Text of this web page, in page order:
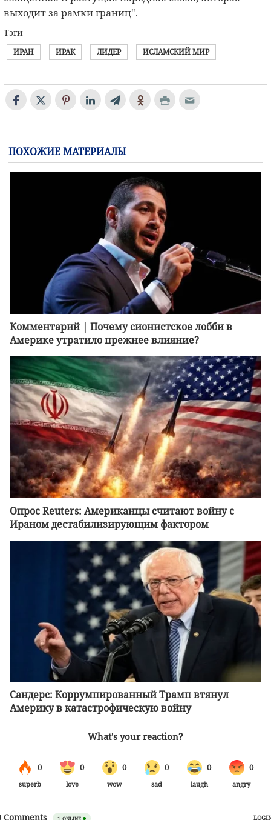
выходит за рамки границ".
Тэги
ИРАН ИРАК ЛИДЕР ИСЛАМСКИЙ МИР
ПОХОЖИЕ МАТЕРИАЛЫ
Комментарий | Почему сионистское лобби в
Америке утратило прежнее влияние?
Опрос Reuters: Американцы считают войну с
Ираном дестабилизирующим фактором
Сандерс: Коррумпированный Трамп втянул
Америку в катастрофическую войну